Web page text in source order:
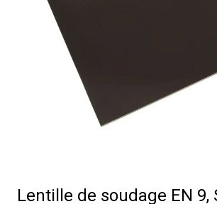
Lentille de soudage EN 9,